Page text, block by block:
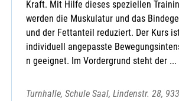
Kraft. Mit Hilfe dieses speziellen
werden die Muskulatur und das
und der Fettanteil reduziert. Der Kurs
individuell angepasste
n geeignet. Im Vordergrund steht der ...
Turnhalle, Schule Saal, Lindenstr. 28,